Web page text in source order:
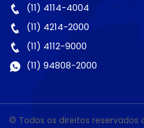
(11) 4114-4004
(11) 4214-2000
(11) 4112-9000
(11) 94808-2000
© Todos os direitos reservados